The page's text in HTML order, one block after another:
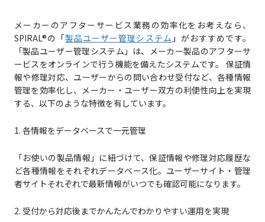
メーカーのアフターサービス業務の効率化をお考えなら、
SPIRAL®の「製品ユーザー管理システム 」がおすすめです。
「製品ユーザー管理システム」は、メーカー製品のアフターサ
ービスをオンラインで行う機能を備えたシステムです。 保証情
報や修理対応、ユーザーからの問い合わせ受付など、各種情報
管理を効率化し、メーカー・ユーザー双方の利便性向上を実現
する、以下のような特徴を有しています。
1. 各情報をデータベースで一元管理
「お使いの製品情報」に紐づけて、保証情報や修理対応履歴な
ど各種情報をそれぞれデータベース化。ユーザーサイト・管理
者サイトそれぞれで最新情報がいつでも確認可能になります。
2. 受付から対応後までかんたんでわかりやすい運用を実現